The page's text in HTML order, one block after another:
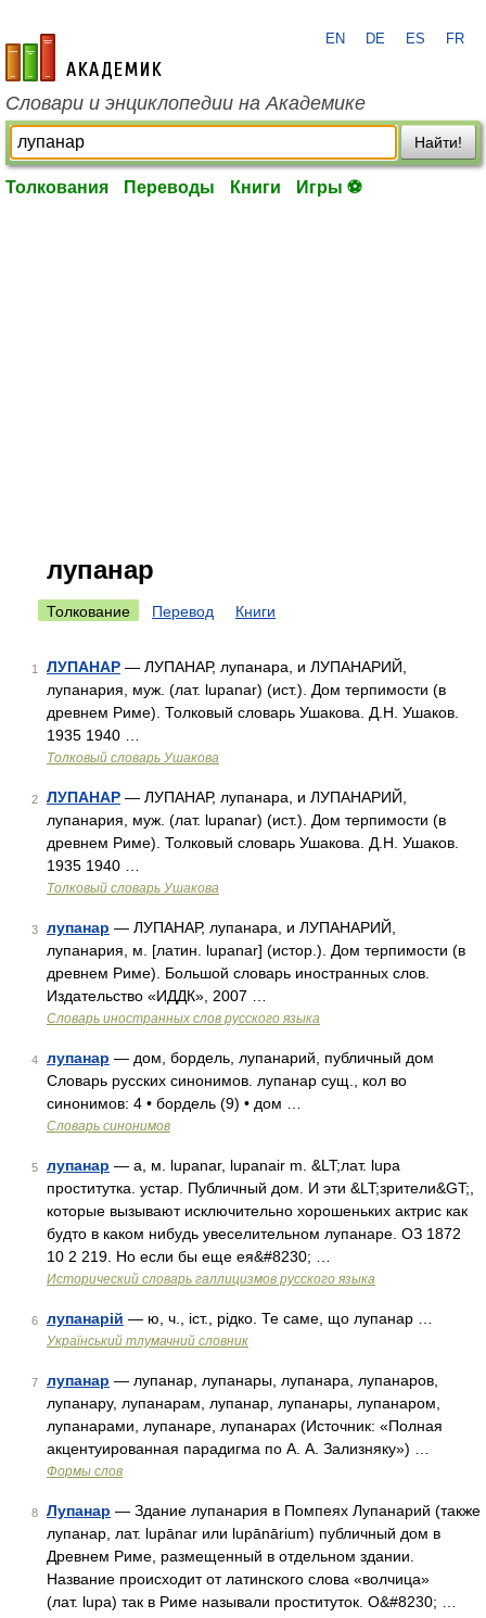
academic.ru
EN DE ES FR
Словари и энциклопедии на Академике
Найти!
Толкования Переводы Книги Игры ⚽
лупанар
Толкование Перевод Книги
1 ЛУПАНАР — ЛУПАНАР, лупанара, и ЛУПАНАРИЙ,
лупанария, муж. (лат. lupanar) (ист.). Дом терпимости (в
древнем Риме). Толковый словарь Ушакова. Д.Н. Ушаков.
1935 1940 …
Толковый словарь Ушакова
2 ЛУПАНАР — ЛУПАНАР, лупанара, и ЛУПАНАРИЙ,
лупанария, муж. (лат. lupanar) (ист.). Дом терпимости (в
древнем Риме). Толковый словарь Ушакова. Д.Н. Ушаков.
1935 1940 …
Толковый словарь Ушакова
3 лупанар — ЛУПАНАР, лупанара, и ЛУПАНАРИЙ,
лупанария, м. [латин. lupanar] (истор.). Дом терпимости (в
древнем Риме). Большой словарь иностранных слов.
Издательство «ИДДК», 2007 …
Словарь иностранных слов русского языка
4 лупанар — дом, бордель, лупанарий, публичный дом
Словарь русских синонимов. лупанар сущ., кол во
синонимов: 4 • бордель (9) • дом …
Словарь синонимов
5 лупанар — а, м. lupanar, lupanair m. &LT;лат. lupa
проститутка. устар. Публичный дом. И эти &LT;зрители&GT;,
которые вызывают исключительно хорошеньких актрис как
будто в каком нибудь увеселительном лупанаре. ОЗ 1872
10 2 219. Но если бы еще ея&#8230; …
Исторический словарь галлицизмов русского языка
6 лупанарій — ю, ч., іст., рідко. Те саме, що лупанар …
Український тлумачний словник
7 лупанар — лупанар, лупанары, лупанара, лупанаров,
лупанару, лупанарам, лупанар, лупанары, лупанаром,
лупанарами, лупанаре, лупанарах (Источник: «Полная
акцентуированная парадигма по А. А. Зализняку») …
Формы слов
8 Лупанар — Здание лупанария в Помпеях Лупанарий (также
лупанар, лат. lupānar или lupānārium) публичный дом в
Древнем Риме, размещенный в отдельном здании.
Название происходит от латинского слова «волчица»
(лат. lupa) так в Риме называли проституток. О&#8230; …